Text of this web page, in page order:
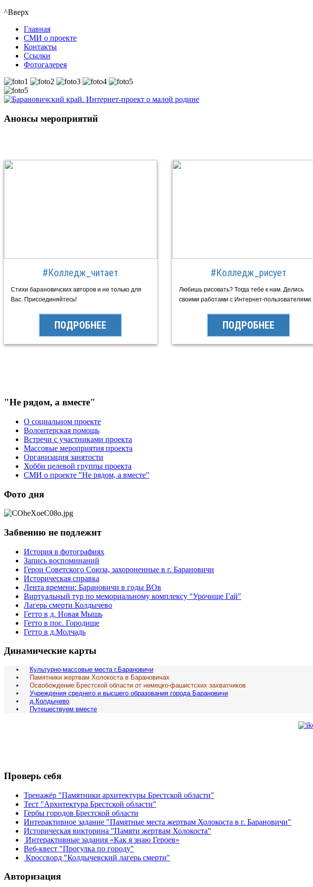
^Вверх
Главная
СМИ о проекте
Контакты
Ссылки
Фотогалерея
Анонсы мероприятий
#Колледж_читает
Стихи барановичских авторов и не только для
Вас. Присоединяйтесь!
ПОДРОБНЕЕ
#Колледж_рисует
Любишь рисовать? Тогда тебе к нам. Делись
своими работами c Интернет-пользователями.
ПОДРОБНЕЕ
"Не рядом, а вместе"
О социальном проекте
Волонтерская помощь
Встречи с участниками проекта
Массовые мероприятия проекта
Организация занятости
Хобби целевой группы проекта
СМИ о проекте "Не рядом, а вместе"
Фото дня
Забвению не подлежит
История в фотографиях
Запись воспоминаний
Герои Советского Союза, захороненные в г. Барановичи
Историческая справка
Лента времени: Барановичи в годы ВОв
Виртуальный тур по мемориальному комплексу "Урочище Гай"
Лагерь смерти Колдычево
Гетто в д. Новая Мышь
Гетто в пос. Городище
Гетто в д.Молчадь
Динамические карты
Культурно-массовые места г.Барановичи
Памятники жертвам Холокоста в Барановичах
Освобождение Брестской области от немецко-фашистских захватчиков
Учреждения среднего и высшего образования города Барановичи
д.Колдычево
Путешествуем вместе
Проверь себя
Тренажёр "Памятники архитектуры Брестской области"
Тест "Архитектура Брестской области"
Гербы городов Брестской области
Интерактивное задание "Памятные места жертвам Холокоста в г. Барановичи"
Историческая викторина "Памяти жертвам Холокоста"
Интерактивные задания «Как я знаю Героев»
Веб-квест "Прогулка по городу"
Кроссворд "Колдычевский лагерь смерти"
Авторизация